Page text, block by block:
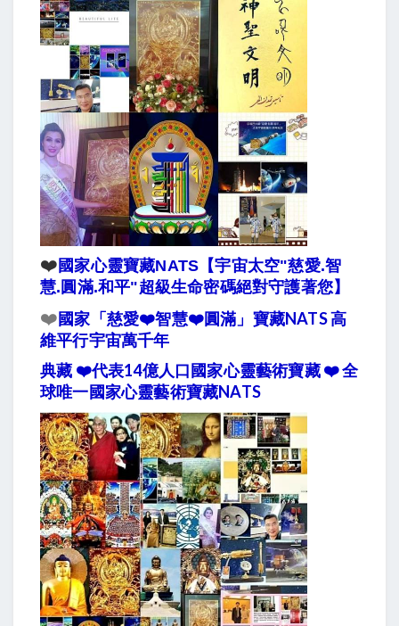
❤️ 國家心靈寶藏NATS【宇宙太空"慈愛.智
慧.圓滿.和平"超級生命密碼絕對守護著您】
❤️國家「慈愛❤️智慧❤️圓滿」寶藏NATS 高
維平行宇宙萬千年
典藏 ❤️代表14億人口國家心靈藝術寶藏 ❤️ 全
球唯一國家心靈藝術寶藏NATS